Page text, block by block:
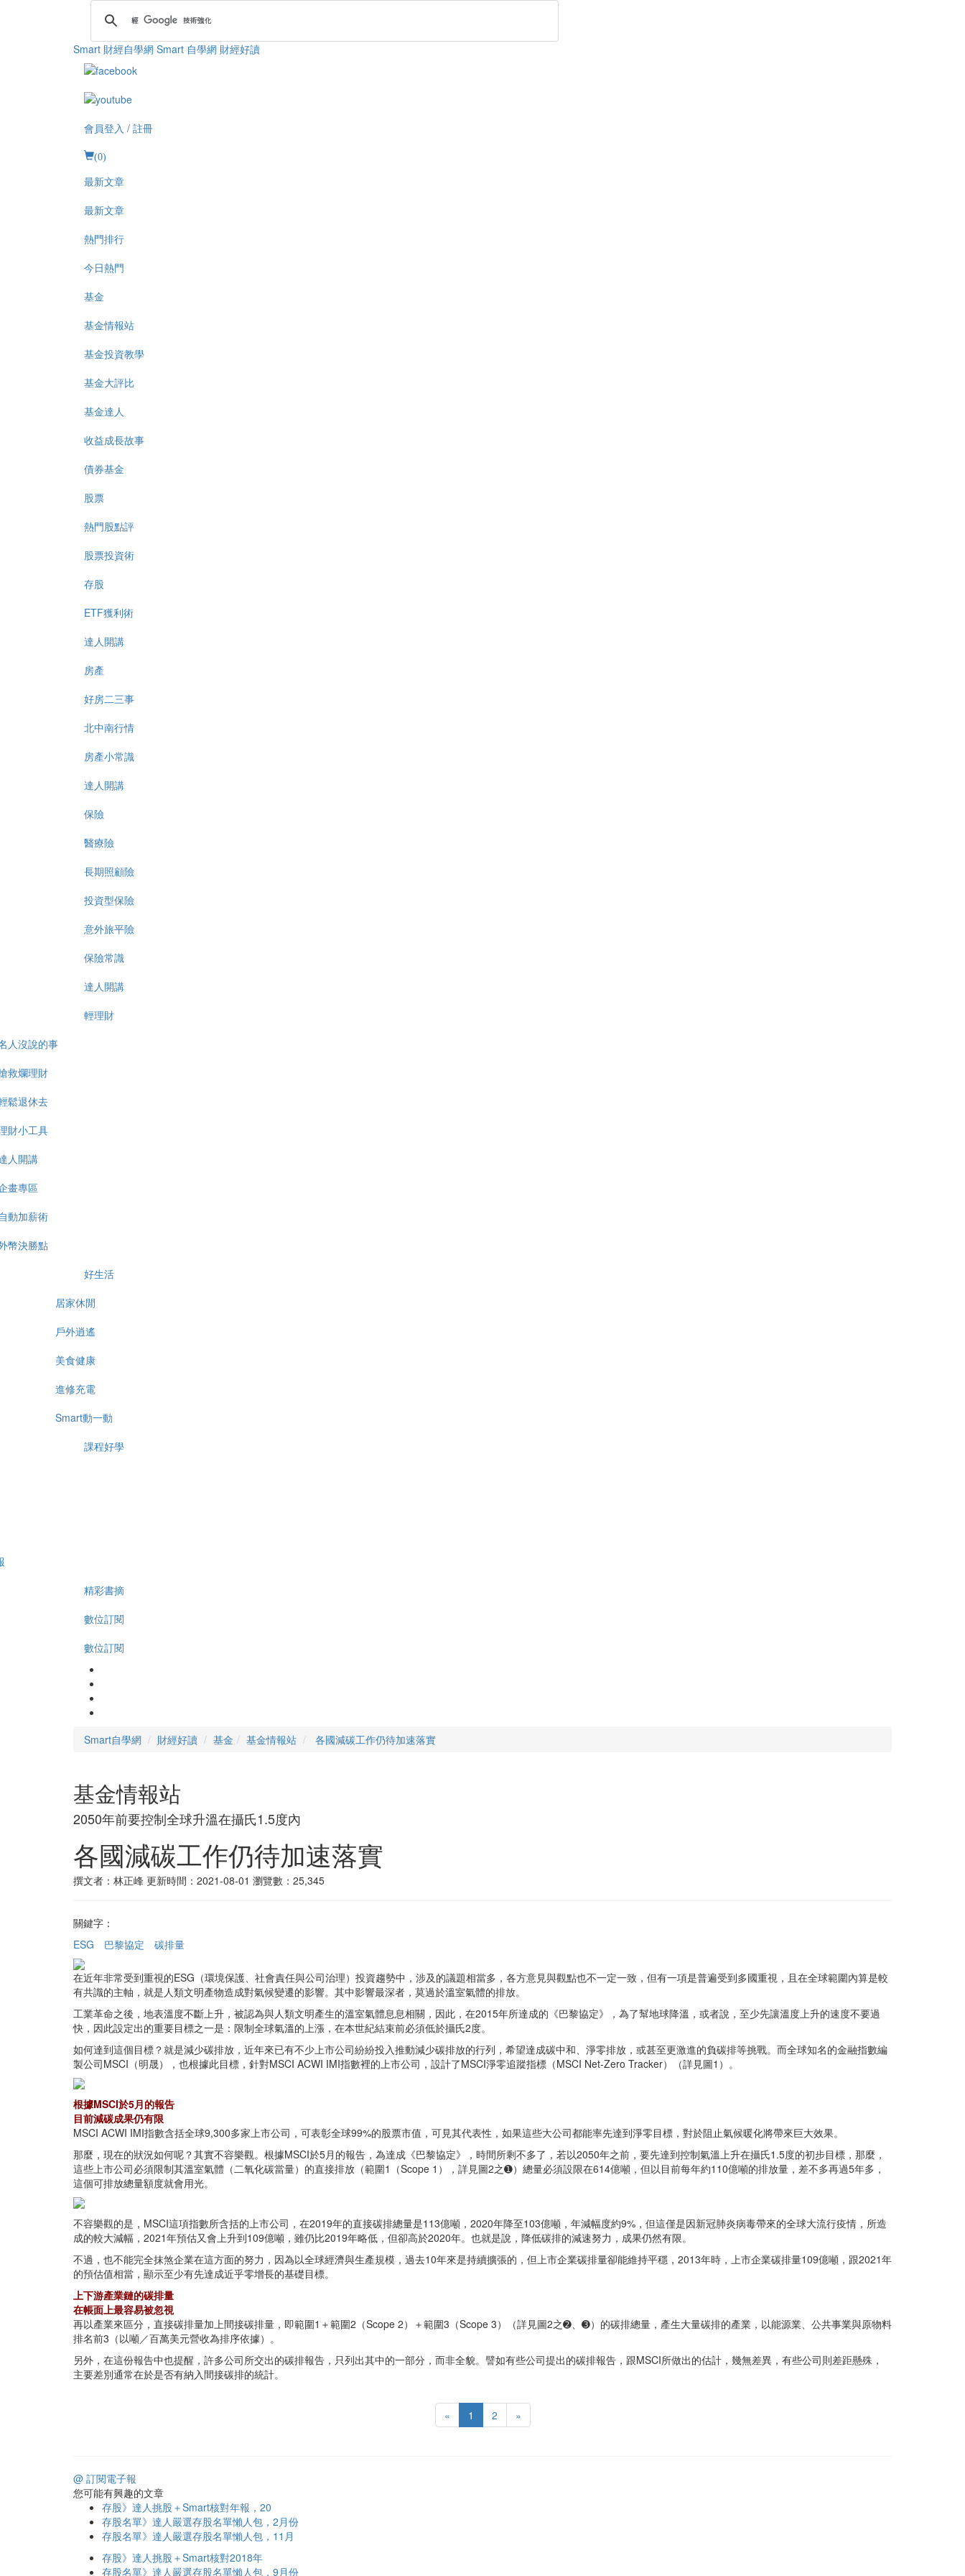
Smart 財經自學網 Smart 自學網 財經好讀
會員登入 / 註冊
(0)
最新文章
最新文章
熱門排行
今日熱門
基金
基金情報站
基金投資教學
基金大評比
基金達人
收益成長故事
債券基金
股票
熱門股點評
股票投資術
存股
ETF獲利術
達人開講
房產
好房二三事
北中南行情
房產小常識
達人開講
保險
醫療險
長期照顧險
投資型保險
意外旅平險
保險常識
達人開講
輕理財
人沒說的事
救爛理財
鬆退休去
財小工具
人開講
畫專區
動加薪術
幣決勝點
好生活
居家休閒
戶外逍遙
美食健康
進修充電
Smart動一動
課程好學
精彩書摘
數位訂閱
數位訂閱
Smart自學網 財經好讀 基金 基金情報站 各國減碳工作仍待加速落實
基金情報站
2050年前要控制全球升溫在攝氏1.5度內
各國減碳工作仍待加速落實
撰文者：林正峰 更新時間：2021-08-01 瀏覽數：25,345
關鍵字：
ESG
巴黎協定 碳排量
在近年非常受到重視的ESG（環境保護、社會責任與公司治理）投資趨勢中，涉及的議題相當多，各方意見與觀點也不一定一致，但有一項是普遍受到多國重視，且在全球範圍內算是較
有共識的主軸，就是人類文明產物造成對氣候變遷的影響。其中影響最深者，莫過於溫室氣體的排放。
工業革命之後，地表溫度不斷上升，被認為與人類文明產生的溫室氣體息息相關，因此，在2015年所達成的《巴黎協定》，為了幫地球降溫，或者說，至少先讓溫度上升的速度不要過
快，因此設定出的重要目標之一是：限制全球氣溫的上漲，在本世紀結束前必須低於攝氏2度。
如何達到這個目標？就是減少碳排放，近年來已有不少上市公司紛紛投入推動減少碳排放的行列，希望達成碳中和、淨零排放，或甚至更激進的負碳排等挑戰。而全球知名的金融指數編
製公司MSCI（明晟），也根據此目標，針對MSCI ACWI IMI指數裡的上市公司，設計了MSCI淨零追蹤指標（MSCI Net-Zero Tracker）（詳見圖1）。
根據MSCI於5月的報告
目前減碳成果仍有限
MSCI ACWI IMI指數含括全球9,300多家上市公司，可表彰全球99%的股票市值，可見其代表性，如果這些大公司都能率先達到淨零目標，對於阻止氣候暖化將帶來巨大效果。
那麼，現在的狀況如何呢？其實不容樂觀。根據MSCI於5月的報告，為達成《巴黎協定》，時間所剩不多了，若以2050年之前，要先達到控制氣溫上升在攝氏1.5度的初步目標，那麼，
這些上市公司必須限制其溫室氣體（二氧化碳當量）的直接排放（範圍1（Scope 1），詳見圖2之➊）總量必須設限在614億噸，但以目前每年約110億噸的排放量，差不多再過5年多，
這個可排放總量額度就會用光。
不容樂觀的是，MSCI這項指數所含括的上市公司，在2019年的直接碳排總量是113億噸，2020年降至103億噸，年減幅度約9%，但這僅是因新冠肺炎病毒帶來的全球大流行疫情，所造
成的較大減幅，2021年預估又會上升到109億噸，雖仍比2019年略低，但卻高於2020年。也就是說，降低碳排的減速努力，成果仍然有限。
不過，也不能完全抹煞企業在這方面的努力，因為以全球經濟與生產規模，過去10年來是持續擴張的，但上市企業碳排量卻能維持平穩，2013年時，上市企業碳排量109億噸，跟2021年
的預估值相當，顯示至少有先達成近乎零增長的基礎目標。
上下游產業鏈的碳排量
在帳面上最容易被忽視
再以產業來區分，直接碳排量加上間接碳排量，即範圍1＋範圍2（Scope 2）＋範圍3（Scope 3）（詳見圖2之➋、➌）的碳排總量，產生大量碳排的產業，以能源業、公共事業與原物料
排名前3（以噸／百萬美元營收為排序依據）。
另外，在這份報告中也提醒，許多公司所交出的碳排報告，只列出其中的一部分，而非全貌。譬如有些公司提出的碳排報告，跟MSCI所做出的估計，幾無差異，有些公司則差距懸殊，
主要差別通常在於是否有納入間接碳排的統計。
« 1 2 »
@ 訂閱電子報
您可能有興趣的文章
存股》達人挑股＋Smart核對年報，20
存股名單》達人嚴選存股名單懶人包，2月份
存股名單》達人嚴選存股名單懶人包，11月
存股》達人挑股＋Smart核對2018年
存股名單》達人嚴選存股名單懶人包，9月份